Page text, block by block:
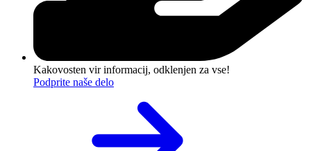
Kakovosten vir informacij, odklenjen za vse!
Podprite naše delo